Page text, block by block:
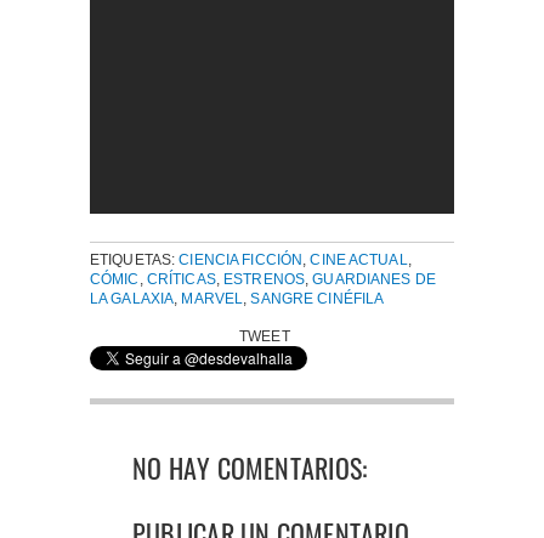
ETIQUETAS:CIENCIA FICCIÓN ,CINE ACTUAL,
CÓMIC , CRÍTICAS, ESTRENOS,GUARDIANES DE
LA GALAXIA, MARVEL,SANGRE CINÉFILA
TWEET
NO HAY COMENTARIOS: